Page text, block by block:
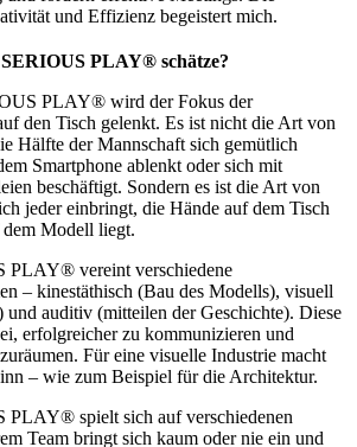
und Effizienz begeistert mich.
PLAY® schätze?
PLAY® wird der Fokus der
den Tisch gelenkt. Es ist nicht die Art von
Hälfte der Mannschaft sich gemütlich
Smartphone ablenkt oder sich mit
beschäftigt. Sondern es ist die Art von
jeder einbringt, die Hände auf dem Tisch
Modell liegt.
vereint verschiedene
– kinestäthisch (Bau des Modells), visuell
auditiv (mitteilen der Geschichte). Diese
erfolgreicher zu kommunizieren und
Für eine visuelle Industrie macht
– wie zum Beispiel für die Architektur.
spielt sich auf verschiedenen
Team bringt sich kaum oder nie ein und